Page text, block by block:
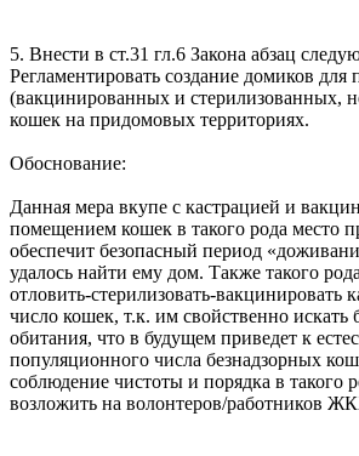
5. Внести в ст.31 гл.6 Закона абзац
Регламентировать создание домиков для
(вакцинированных и стерилизованных,
кошек на придомовых территориях.
Обоснование:
Данная мера вкупе с кастрацией и
помещением кошек в такого рода место
обеспечит безопасный период
удалось найти ему дом. Также такого
отловить-стерилизовать-вакцинировать
число кошек, т.к. им свойственно искать
обитания, что в будущем приведет к
популяционного числа безнадзорных
соблюдение чистоты и порядка в такого
возложить на волонтеров/работников